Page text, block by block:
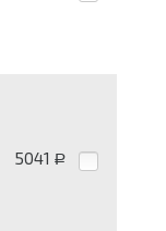
5041 Р